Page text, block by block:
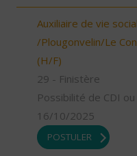
Auxiliaire de vie
/Plougonvelin/Le
(H/F)
29 - Finistère
Possibilité de CDI ou
16/10/2025
POSTULER